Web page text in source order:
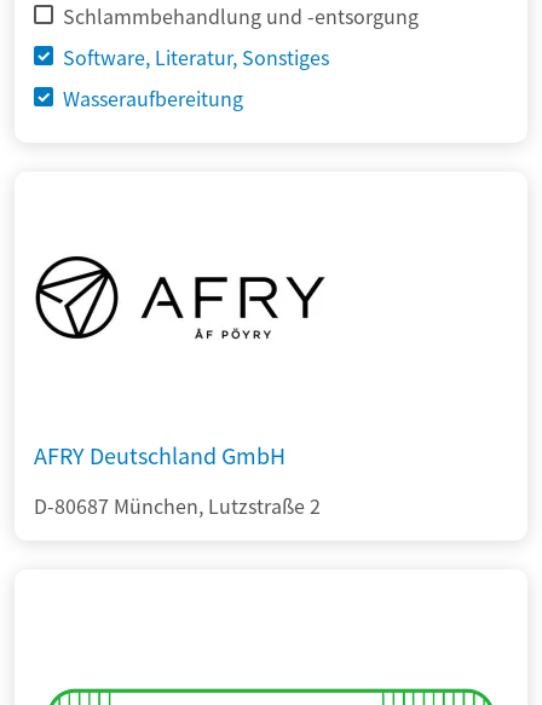
Schlammbehandlung und -entsorgung
Software, Literatur, Sonstiges
Wasseraufbereitung
AFRY Deutschland GmbH
D-80687 München, Lutzstraße 2